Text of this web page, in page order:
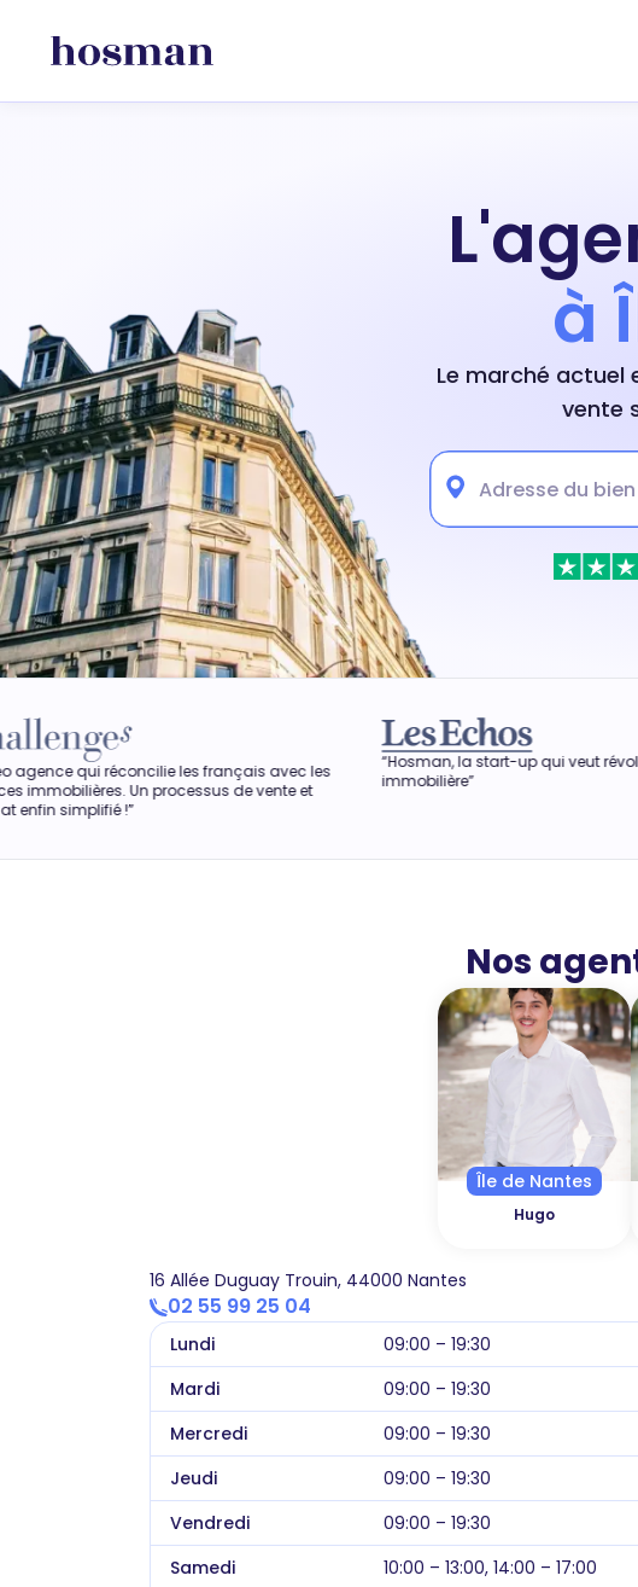
à
Le marché actuel
vente
les français avec les
Un processus de vente et
!”
“Hosman, la start-up qui veut révolutionner
immobilière”
Nos
Île de Nantes
Hugo
16 Allée Duguay Trouin, 44000 Nantes
02 55 99 25 04
Lundi
09:00 – 19:30
Mardi
09:00 – 19:30
Mercredi
09:00 – 19:30
Jeudi
09:00 – 19:30
Vendredi
09:00 – 19:30
Samedi
10:00 – 13:00, 14:00 – 17:00